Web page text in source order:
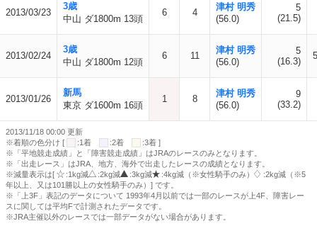
2013/03/23
3歳
中山 ダ1800m 13頭
6 4
津村 明秀
(56.0)
5
(21.5)
2013/02/24
3歳
中山 ダ1800m 12頭
6 11
津村 明秀
(56.0)
5
(16.3)
2013/01/26
新馬
東京 ダ1600m 16頭
1 8
津村 明秀
(56.0)
9
(33.2)
2013/11/18 00:00 更新
※着順の色分け [
:1着 :2着
:3着 ]
※「平地競走成績」と「障害競走成績」はJRAのレースのみとなります。
※「出走レース」はJRA、地方、海外で出走したレースの成績となります。
※減量表示は[
:1kg減 :2kg減 :3kg減 :4kg減（※女性騎手のみ）
:2kg減（※5
年以上、又は101勝以上の女性騎手のみ）] です。
※「上3F」表記のデータについて 1993年4月以前では一部のレースが上4F、障害レー
スに関しては平均Fで計測されたデータです。
※JRA主催以外のレースでは一部データがない場合があります。